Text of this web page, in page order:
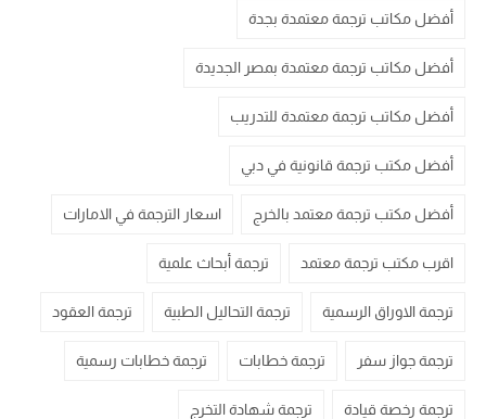
أفضل مكاتب ترجمة معتمدة بجدة
أفضل مكاتب ترجمة معتمدة بمصر الجديدة
أفضل مكاتب ترجمة معتمدة للتدريب
أفضل مكتب ترجمة قانونية في دبي
أفضل مكتب ترجمة معتمد بالخرج اسعار الترجمة في الامارات
اقرب مكتب ترجمة معتمد ترجمة أبحاث علمية
ترجمة الاوراق الرسمية ترجمة التحاليل الطبية ترجمة العقود
ترجمة جواز سفر ترجمة خطابات ترجمة خطابات رسمية
ترجمة رخصة قيادة ترجمة شهادة التخرج